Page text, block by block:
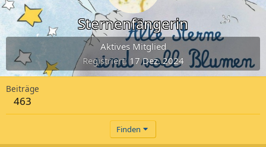
Sternenfängerin
Aktives Mitglied
Registriert 17 Dez. 2024
Beiträge
463
Finden